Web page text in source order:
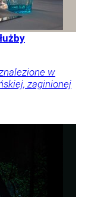
w
zaginionej